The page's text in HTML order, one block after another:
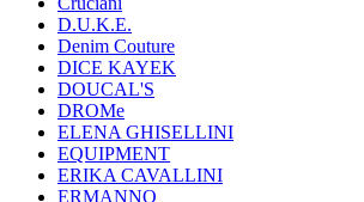
D.U.K.E.
Denim Couture
DICE KAYEK
DOUCAL'S
DROMe
ELENA GHISELLINI
EQUIPMENT
ERIKA CAVALLINI
ERMANNO